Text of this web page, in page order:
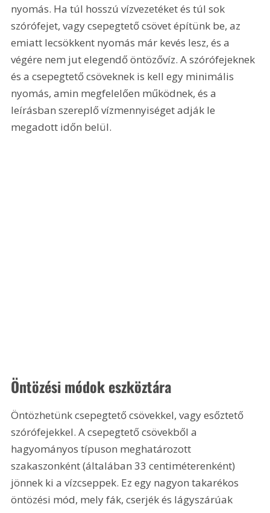
nyomás. Ha túl hosszú vízvezetéket és túl sok
szórófejet, vagy csepegtető csövet építünk be, az
emiatt lecsökkent nyomás már kevés lesz, és a
végére nem jut elegendő öntözővíz. A szórófejeknek
és a csepegtető csöveknek is kell egy minimális
nyomás, amin megfelelően működnek, és a
leírásban szereplő vízmennyiséget adják le
megadott időn belül.
Öntözési módok eszköztára
Öntözhetünk csepegtető csövekkel, vagy esőztető
szórófejekkel. A csepegtető csövekből a
hagyományos típuson meghatározott
szakaszonként (általában 33 centiméterenként)
jönnek ki a vízcseppek. Ez egy nagyon takarékos
öntözési mód, mely fák, cserjék és lágyszárúak